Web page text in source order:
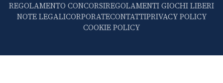
REGOLAMENTO CONCORSIREGOLAMENTI GIOCHI LIBERI
NOTE LEGALICORPORATECONTATTIPRIVACY POLICY
COOKIE POLICY